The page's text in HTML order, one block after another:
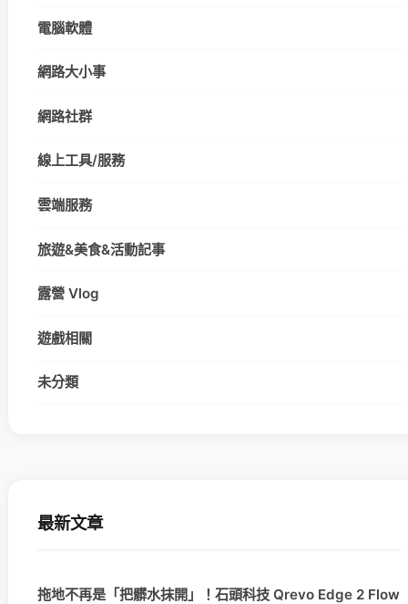
電腦軟體
網路大小事
網路社群
線上工具/服務
雲端服務
旅遊&美食&活動記事
露營 Vlog
遊戲相關
未分類
最新文章
拖地不再是「把髒水抹開」！石頭科技 Qrevo Edge 2 Flow